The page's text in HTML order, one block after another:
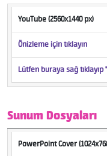
YouTube (2560x1440 px)
Önizleme için tıklayın
Lütfen buraya sağ tıklayıp
Sunum Dosyaları
PowerPoint Cover